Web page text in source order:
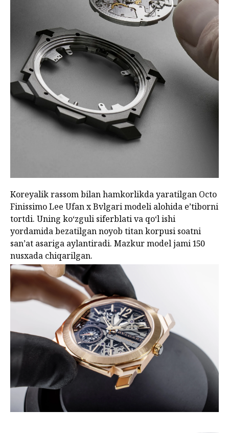
Koreyalik rassom bilan hamkorlikda yaratilgan Octo
Finissimo Lee Ufan x Bvlgari modeli alohida e’tiborni
tortdi. Uning ko‘zguli siferblati va qo‘l ishi
yordamida bezatilgan noyob titan korpusi soatni
san’at asariga aylantiradi. Mazkur model jami 150
nusxada chiqarilgan.